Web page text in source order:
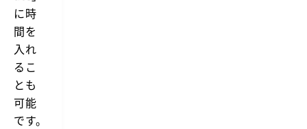
に時
間を
入れ
るこ
とも
可能
です。